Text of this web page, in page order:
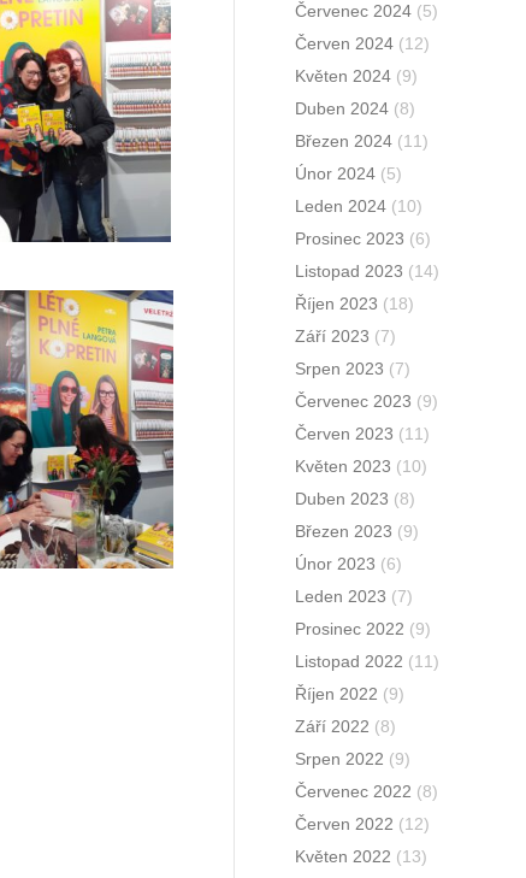
Červenec 2024 (5)
Červen 2024 (12)
Květen 2024 (9)
Duben 2024 (8)
Březen 2024 (11)
Únor 2024 (5)
Leden 2024 (10)
Prosinec 2023 (6)
Listopad 2023 (14)
Říjen 2023 (18)
Září 2023 (7)
Srpen 2023 (7)
Červenec 2023 (9)
Červen 2023 (11)
Květen 2023 (10)
Duben 2023 (8)
Březen 2023 (9)
Únor 2023 (6)
Leden 2023 (7)
Prosinec 2022 (9)
Listopad 2022 (11)
Říjen 2022 (9)
Září 2022 (8)
Srpen 2022 (9)
Červenec 2022 (8)
Červen 2022 (12)
Květen 2022 (13)